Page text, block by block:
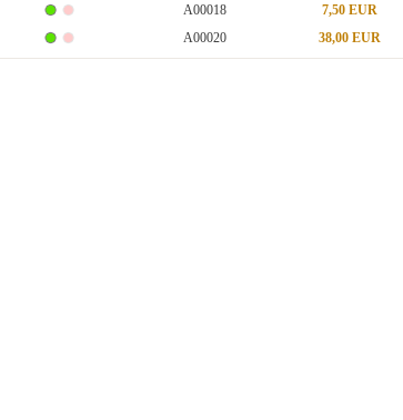
A00018
7,50 EUR
A00020 38,00 EUR